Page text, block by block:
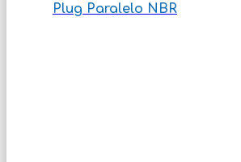
Plug Paralelo NBR